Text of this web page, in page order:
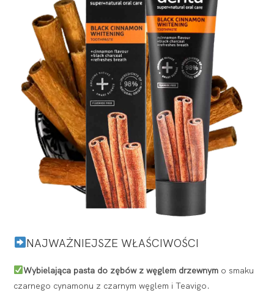
NAJWAŻNIEJSZE WŁAŚCIWOŚCI
Wybielająca pasta do zębów z węglem drzewnym o smaku
czarnego cynamonu z czarnym węglem i Teavigo.